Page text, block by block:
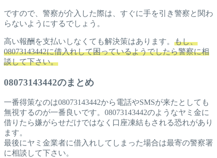
ですので、警察が介入した際は、すぐに手を引き警察と関わ
らないようにするでしょう。
高い報酬を支払いしなくても解決策はあります。 もし、
08073143442に借入れして困っているようでしたら警察に相
談して下さい。
08073143442のまとめ
一番得策なのは08073143442から電話やSMSが来たとしても
無視するのが一番良いです。08073143442のようなヤミ金に
借りたら嫌がらせだけではなく口座凍結もされる恐れがあり
ます。
最後にヤミ金業者に借入れしてしまった場合は最寄の警察署
に相談して下さい。